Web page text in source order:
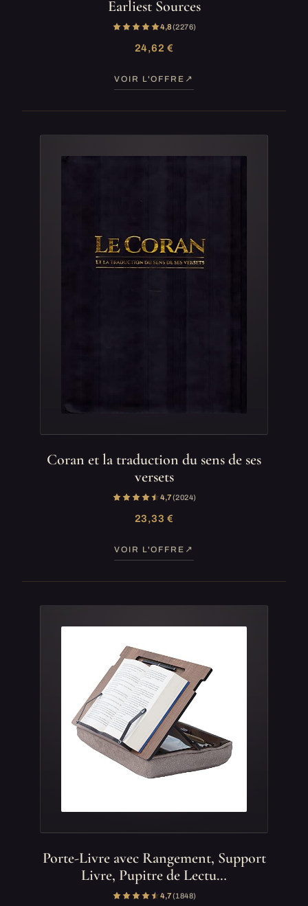
Earliest Sources
4,8(2 276)
24,62 €
VOIR L'OFFRE
Coran et la traduction du sens de ses
versets
4,7(2 024)
23,33 €
VOIR L'OFFRE
Porte-Livre avec Rangement, Support
Livre, Pupitre de Lectu…
4,7(1 848)